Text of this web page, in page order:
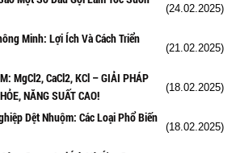
(24.02.2025)
Minh: Lợi Ích Và Cách Triển
(21.02.2025)
MgCl2, CaCl2, KCl – GIẢI PHÁP
NĂNG SUẤT CAO!
(18.02.2025)
Dệt Nhuộm: Các Loại Phổ Biến
(18.02.2025)